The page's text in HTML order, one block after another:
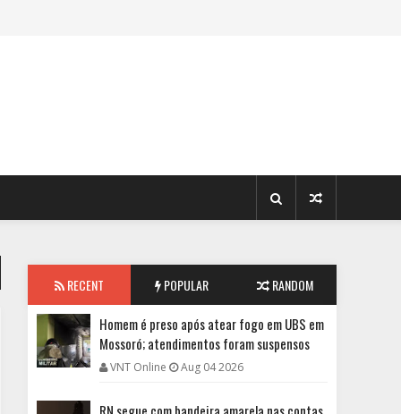
RECENT POPULAR RANDOM
Homem é preso após atear fogo em UBS em
Mossoró; atendimentos foram suspensos
VNT Online Aug 04 2026